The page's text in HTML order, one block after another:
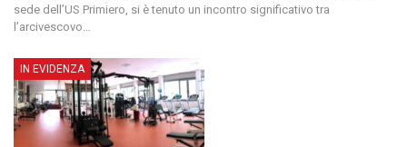
sede dell’US Primiero, si è tenuto un incontro significativo tra
l’arcivescovo
IN EVIDENZA